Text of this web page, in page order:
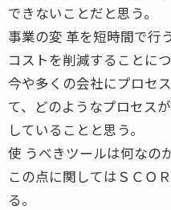
できないことだと思う。
事業の変 革を短時間で行
コストを削減することにつ
今や多くの会社にプロセ
て、どのようなプロセス
していることと思う。
使 うべきツールは何なの
この点に関してはＳＣＯ
る。